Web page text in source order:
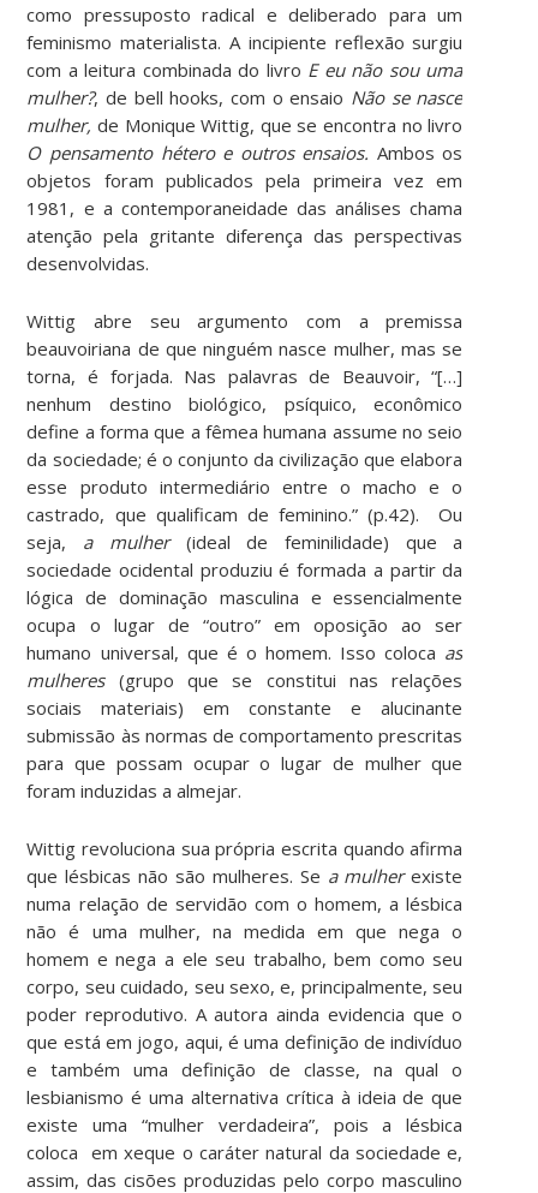
como pressuposto radical e deliberado para um
feminismo materialista. A incipiente reflexão surgiu
com a leitura combinada do livro E eu não sou uma
mulher?, de bell hooks, com o ensaio Não se nasce
mulher,de Monique Wittig, que se encontra no livro
O pensamento hétero e outros ensaios. Ambos os
objetos foram publicados pela primeira vez em
1981, e a contemporaneidade das análises chama
atenção pela gritante diferença das perspectivas
desenvolvidas.
Wittig abre seu argumento com a premissa
beauvoiriana de que ninguém nasce mulher, mas se
torna, é forjada. Nas palavras de Beauvoir, “[…]
nenhum destino biológico, psíquico, econômico
define a forma que a fêmea humana assume no seio
da sociedade; é o conjunto da civilização que elabora
esse produto intermediário entre o macho e o
castrado, que qualificam de feminino.” (p.42). Ou
seja, a mulher (ideal de feminilidade) que a
sociedade ocidental produziu é formada a partir da
lógica de dominação masculina e essencialmente
ocupa o lugar de “outro” em oposição ao ser
humano universal, que é o homem. Isso coloca as
mulheres (grupo que se constitui nas relações
sociais materiais) em constante e alucinante
submissão às normas de comportamento prescritas
para que possam ocupar o lugar de mulher que
foram induzidas a almejar.
Wittig revoluciona sua própria escrita quando afirma
que lésbicas não são mulheres. Se a mulherexiste
numa relação de servidão com o homem, a lésbica
não é uma mulher, na medida em que nega o
homem e nega a ele seu trabalho, bem como seu
corpo, seu cuidado, seu sexo, e, principalmente, seu
poder reprodutivo. A autora ainda evidencia que o
que está em jogo, aqui, é uma definição de indivíduo
e também uma definição de classe, na qual o
lesbianismo é uma alternativa crítica à ideia de que
existe uma “mulher verdadeira”, pois a lésbica
coloca em xeque o caráter natural da sociedade e,
assim, das cisões produzidas pelo corpo masculino